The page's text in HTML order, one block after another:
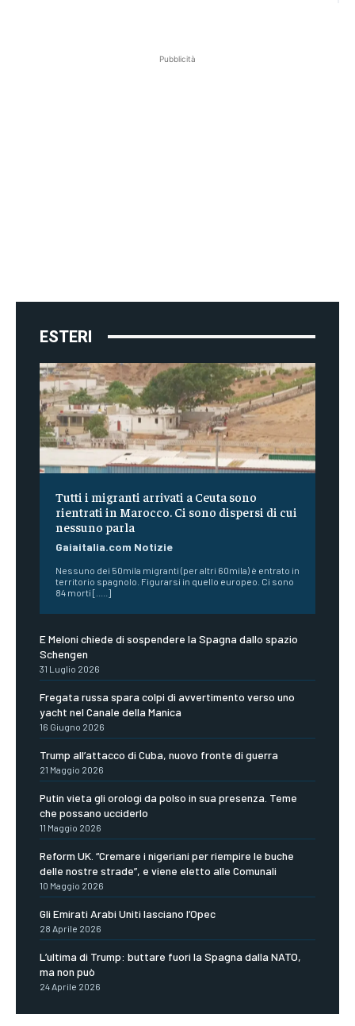
Pubblicità
ESTERI
Tutti i migranti arrivati a Ceuta sono
rientrati in Marocco. Ci sono dispersi di cui
nessuno parla
Gaiaitalia.com Notizie
Nessuno dei 50mila migranti (per altri 60mila) è entrato in
territorio spagnolo. Figurarsi in quello europeo. Ci sono
84 morti [.....]
E Meloni chiede di sospendere la Spagna dallo spazio
Schengen
31 Luglio 2026
Fregata russa spara colpi di avvertimento verso uno
yacht nel Canale della Manica
16 Giugno 2026
Trump all’attacco di Cuba, nuovo fronte di guerra
21 Maggio 2026
Putin vieta gli orologi da polso in sua presenza. Teme
che possano ucciderlo
11 Maggio 2026
Reform UK. “Cremare i nigeriani per riempire le buche
delle nostre strade”, e viene eletto alle Comunali
10 Maggio 2026
Gli Emirati Arabi Uniti lasciano l’Opec
28 Aprile 2026
L’ultima di Trump: buttare fuori la Spagna dalla NATO,
ma non può
24 Aprile 2026